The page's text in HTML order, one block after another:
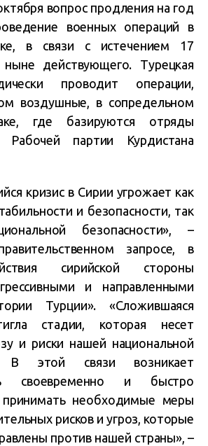
вопрос продления на год
военных операций в
в связи с истечением 17
ныне действующего. Турецкая
проводит операции,
воздушные, в сопредельном
где базируются отряды
Рабочей партии Курдистана
кризис в Сирии угрожает как
и безопасности, так
безопасности», –
запросе, в
сирийской стороны
и направленными
Турции». «Сложившаяся
стадии, которая несет
и риски нашей национальной
В этой связи возникает
своевременно и быстро
принимать необходимые меры
рисков и угроз, которые
против нашей страны», –